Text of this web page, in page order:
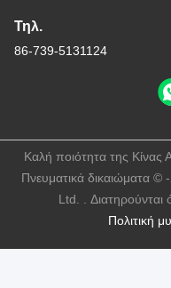
Τηλ.
86-739-5131124
Πολιτική
Καλή ποιότητα της Κίνας
Πνευματικά δικαιώματα
Ltd. . Διατηρούνται